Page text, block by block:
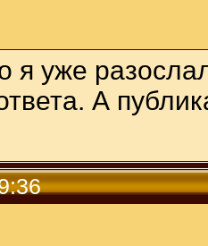
я уже
А